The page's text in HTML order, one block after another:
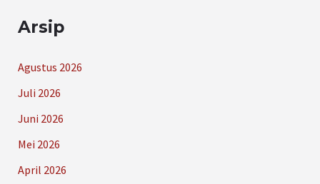
Arsip
Agustus 2026
Juli 2026
Juni 2026
Mei 2026
April 2026